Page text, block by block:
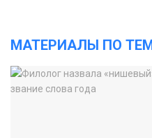
МАТЕРИАЛЫ ПО